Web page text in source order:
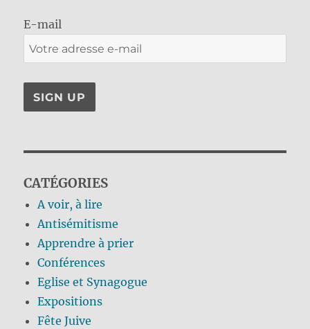
E-mail
CATÉGORIES
A voir, à lire
Antisémitisme
Apprendre à prier
Conférences
Eglise et Synagogue
Expositions
Fête Juive